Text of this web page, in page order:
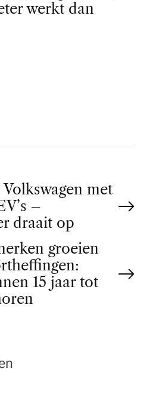
werkt dan
met
–
draait op
groeien
15 jaar tot